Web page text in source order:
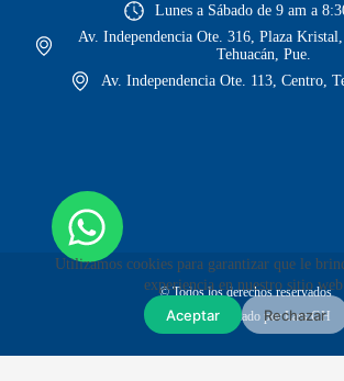
Utilizamos cookies para garantizar que le
experiencia en nuestro sitio
Aceptar Rechazar
Lunes a Sábado de 9 am a
Av. Independencia Ote. 316, Plaza
Tehuacán, Pue.
Av. Independencia Ote. 113, Centro,
© Todos los derechos reservados
Sitio web diseñado por Lars GH